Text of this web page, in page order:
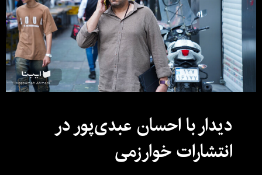
دیدار با احسان عبدی‌پور در
انتشارات خوارزمی